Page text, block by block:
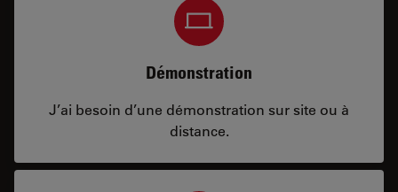
Démonstration
J’ai besoin d’une démonstration sur site ou à
distance.